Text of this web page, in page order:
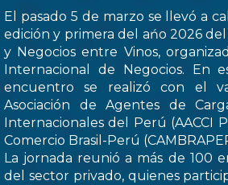
El pasado 5 de marzo se llevó a
edición y primera del ańo 2026
y Negocios entre Vinos,
Internacional de Negocios. En
encuentro se realizó con el
Asociación de Agentes de
Internacionales del Perú (AACCI
Comercio Brasil-Perú
La jornada reunió a más de 100
del sector privado, quienes